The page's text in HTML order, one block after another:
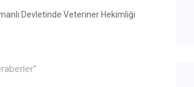
Devletinde Veteriner Hekimliği